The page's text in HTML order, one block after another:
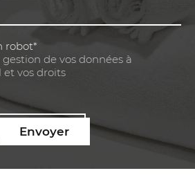
robot*
de vos données à
et vos droits
Envoyer